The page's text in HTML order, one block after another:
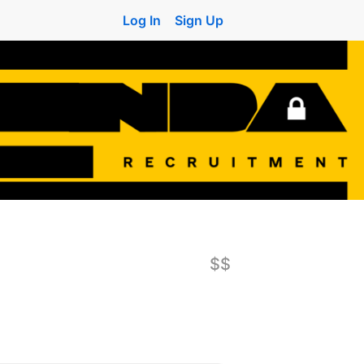
Log In Sign Up
$$